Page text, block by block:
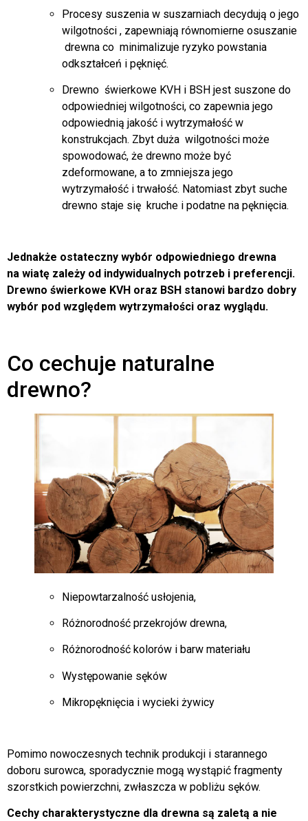
Procesy suszenia w suszarniach decydują o jego
wilgotności , zapewniają równomierne osuszanie
drewna co minimalizuje ryzyko powstania
odkształceń i pęknięć.
Drewno świerkowe KVH i BSH jest suszone do
odpowiedniej wilgotności, co zapewnia jego
odpowiednią jakość i wytrzymałość w
konstrukcjach. Zbyt duża wilgotności może
spowodować, że drewno może być
zdeformowane, a to zmniejsza jego
wytrzymałość i trwałość. Natomiast zbyt suche
drewno staje się kruche i podatne na pęknięcia.
Jednakże ostateczny wybór odpowiedniego drewna
na wiatę zależy od indywidualnych potrzeb i preferencji.
Drewno świerkowe KVH oraz BSH stanowi bardzo dobry
wybór pod względem wytrzymałości oraz wyglądu.
Co cechuje naturalne
drewno?
Niepowtarzalność usłojenia,
Różnorodność przekrojów drewna,
Różnorodność kolorów i barw materiału
Występowanie sęków
Mikropęknięcia i wycieki żywicy
Pomimo nowoczesnych technik produkcji i starannego
doboru surowca, sporadycznie mogą wystąpić fragmenty
szorstkich powierzchni, zwłaszcza w pobliżu sęków.
Cechy charakterystyczne dla drewna są zaletą a nie